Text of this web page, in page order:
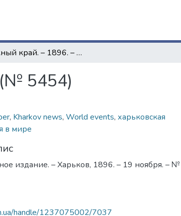
Южный край. – 1896. – 19 ноября (№ 5454)
5454)
, Kharkov news, World events, харьковская
в мире
издание. – Харьков, 1896. – 19 ноября. – №
handle/1237075002/7037